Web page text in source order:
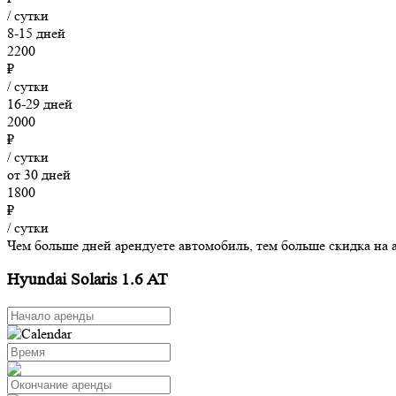
/ сутки
8-15 дней
2200
₽
/ сутки
16-29 дней
2000
₽
/ сутки
от 30 дней
1800
₽
/ сутки
Чем больше дней арендуете автомобиль, тем больше скидка на
Hyundai Solaris 1.6 AT